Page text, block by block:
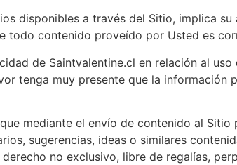
disponibles a través del Sitio, implica
todo contenido proveído por Usted es
de Saintvalentine.cl en relación al
tenga muy presente que la
mediante el envío de contenido al
sugerencias, ideas o similares
derecho no exclusivo, libre de regalías,